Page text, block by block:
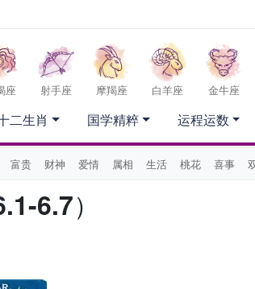
座 射手座 摩羯座 白羊座 金牛座
富贵 财神 爱情 属相 生活 桃花 喜事
二生肖 国学精粹 运程运数
6.7）